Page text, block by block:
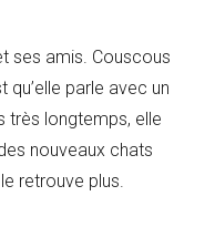
ses amis. Couscous
qu’elle parle avec un
très longtemps, elle
nouveaux chats
retrouve plus.